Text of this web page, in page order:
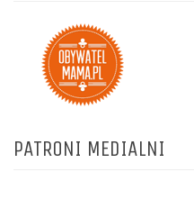
PATRONI MEDIALNI